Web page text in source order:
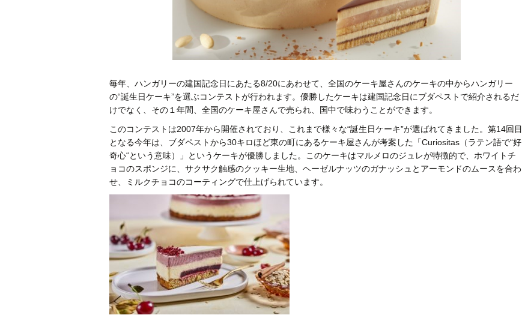
毎年、ハンガリーの建国記念日にあたる8/20にあわせて、全国のケーキ屋さんのケーキの中からハンガリー
の“誕生日ケーキ”を選ぶコンテストが行われます。優勝したケーキは建国記念日にブダペストで紹介されるだ
けでなく、その１年間、全国のケーキ屋さんで売られ、国中で味わうことができます。
このコンテストは2007年から開催されており、これまで様々な“誕生日ケーキ”が選ばれてきました。第14回目
となる今年は、ブダペストから30キロほど東の町にあるケーキ屋さんが考案した「Curiositas（ラテン語で“好
奇心“という意味）」というケーキが優勝しました。このケーキはマルメロのジュレが特徴的で、ホワイトチ
ョコのスポンジに、サクサク触感のクッキー生地、ヘーゼルナッツのガナッシュとアーモンドのムースを合わ
せ、ミルクチョコのコーティングで仕上げられています。